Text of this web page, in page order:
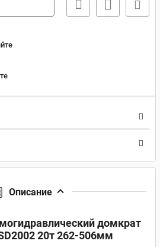
Описание
домкрат
20т 262-506мм